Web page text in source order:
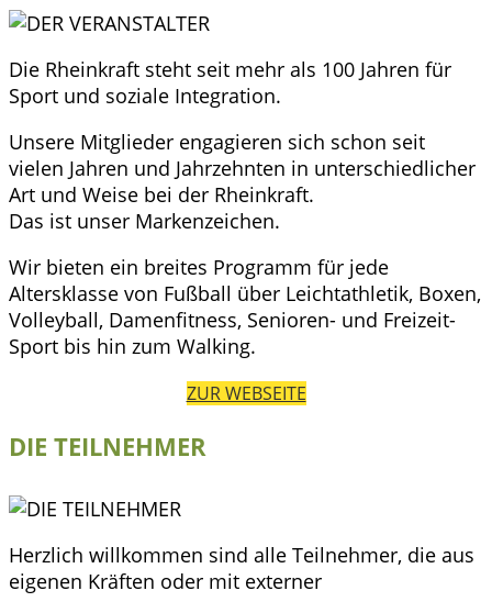
Die Rheinkraft steht seit mehr als 100 Jahren für
Sport und soziale Integration.
Unsere Mitglieder engagieren sich schon seit
vielen Jahren und Jahrzehnten in unterschiedlicher
Art und Weise bei der Rheinkraft.
Das ist unser Markenzeichen.
Wir bieten ein breites Programm für jede
Altersklasse von Fußball über Leichtathletik, Boxen,
Volleyball, Damenfitness, Senioren- und Freizeit-
Sport bis hin zum Walking.
ZUR WEBSEITE
DIE TEILNEHMER
Herzlich willkommen sind alle Teilnehmer, die aus
eigenen Kräften oder mit externer